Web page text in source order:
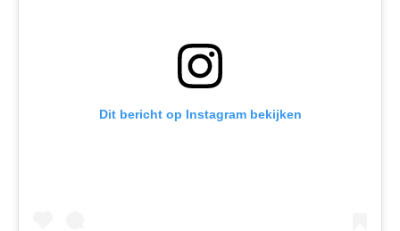
Dit bericht op Instagram bekijken